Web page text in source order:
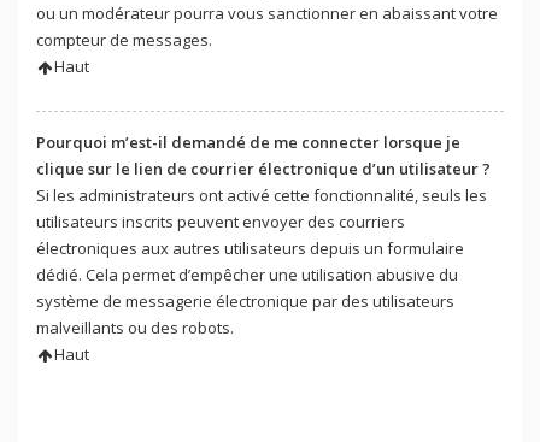
ou un modérateur pourra vous sanctionner en abaissant votre
compteur de messages.
Haut
Pourquoi m’est-il demandé de me connecter lorsque je
clique sur le lien de courrier électronique d’un utilisateur ?
Si les administrateurs ont activé cette fonctionnalité, seuls les
utilisateurs inscrits peuvent envoyer des courriers
électroniques aux autres utilisateurs depuis un formulaire
dédié. Cela permet d’empêcher une utilisation abusive du
système de messagerie électronique par des utilisateurs
malveillants ou des robots.
Haut